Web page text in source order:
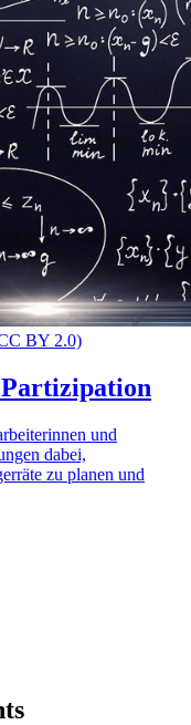
BY 2.0)
und
dabei,
zu planen und